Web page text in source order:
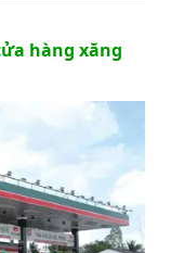
hàng xăng